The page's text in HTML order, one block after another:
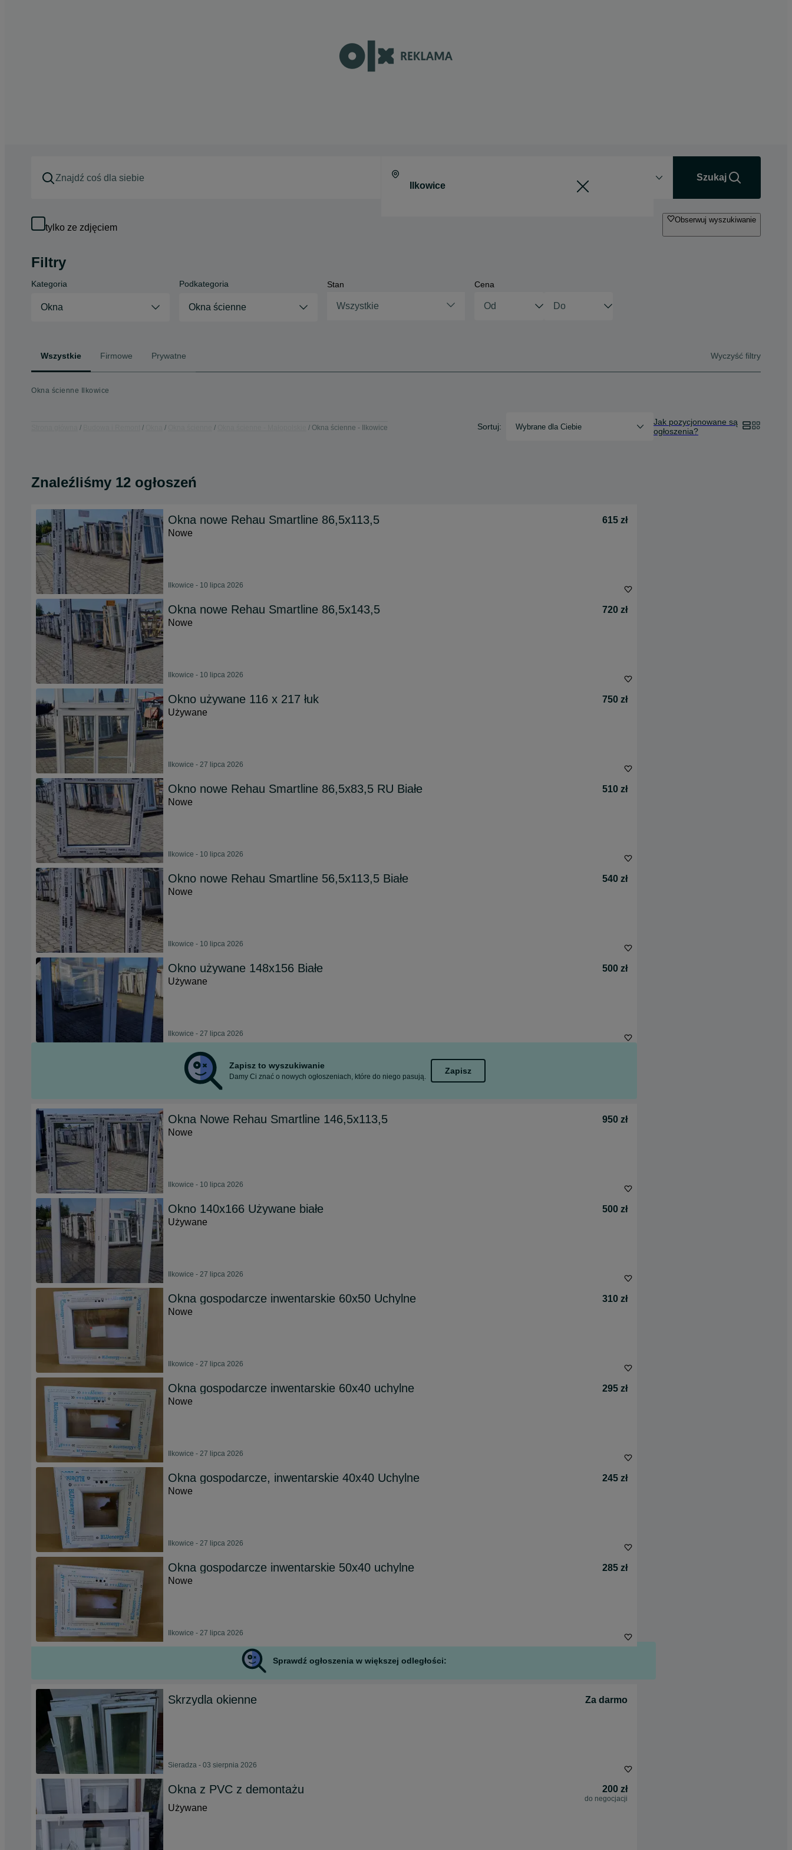
Szukaj
tylko ze zdjęciem
Obserwuj wyszukiwanie
Filtry
Kategoria
Okna
Podkategoria
Okna ścienne
Stan
Wszystkie
Cena
Wszystkie Firmowe Prywatne Wyczyść filtry
Okna ścienne Ilkowice
Okna ścienne - Ilkowice Sortuj: Wybrane dla Ciebie
Jak pozycjonowane są
ogłoszenia?
Znaleźliśmy 12 ogłoszeń
Okna nowe Rehau Smartline 86,5x113,5
615 zł
Nowe
Ilkowice - 10 lipca 2026
Okna nowe Rehau Smartline 86,5x143,5
720 zł
Nowe
Ilkowice - 10 lipca 2026
Okno używane 116 x 217 łuk
750 zł
Używane
Ilkowice - 27 lipca 2026
Okno nowe Rehau Smartline 86,5x83,5 RU Białe
510 zł
Nowe
Ilkowice - 10 lipca 2026
Okno nowe Rehau Smartline 56,5x113,5 Białe
540 zł
Nowe
Ilkowice - 10 lipca 2026
Okno używane 148x156 Białe
500 zł
Używane
Ilkowice - 27 lipca 2026
Zapisz to wyszukiwanie
Damy Ci znać o nowych ogłoszeniach, które do niego pasują.
Zapisz
Okna Nowe Rehau Smartline 146,5x113,5
950 zł
Nowe
Ilkowice - 10 lipca 2026
Okno 140x166 Używane białe
500 zł
Używane
Ilkowice - 27 lipca 2026
Okna gospodarcze inwentarskie 60x50 Uchylne
310 zł
Nowe
Ilkowice - 27 lipca 2026
Okna gospodarcze inwentarskie 60x40 uchylne
295 zł
Nowe
Ilkowice - 27 lipca 2026
Okna gospodarcze, inwentarskie 40x40 Uchylne
245 zł
Nowe
Ilkowice - 27 lipca 2026
Okna gospodarcze inwentarskie 50x40 uchylne
285 zł
Nowe
Ilkowice - 27 lipca 2026
Sprawdź ogłoszenia w większej odległości:
Skrzydla okienne Za darmo
Sieradza - 03 sierpnia 2026
Okna z PVC z demontażu 200 zł
do negocjacji
Używane